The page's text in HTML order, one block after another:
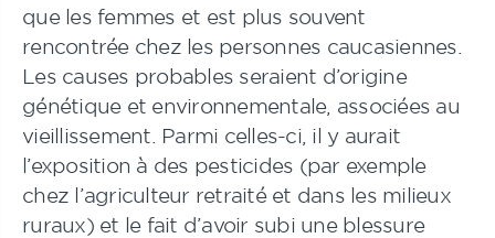
que les femmes et est plus souvent
rencontrée chez les personnes caucasiennes.
Les causes probables seraient d’origine
génétique et environnementale, associées au
vieillissement. Parmi celles-ci, il y aurait
l’exposition à des pesticides (par exemple
chez l’agriculteur retraité et dans les milieux
ruraux) et le fait d’avoir subi une blessure